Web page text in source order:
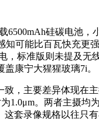
硅碳电池
可能比百瓦快充更
标准版则未提及
康宁大猩猩玻璃7i。
主要差异体现在
1.0μm。两者主摄
套录像规格以往只